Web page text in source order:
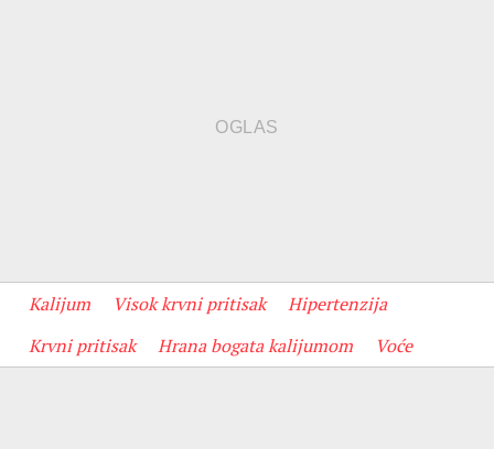
Kalijum Visok krvni pritisak
Hipertenzija
Krvni pritisak
Hrana bogata kalijumom Voće